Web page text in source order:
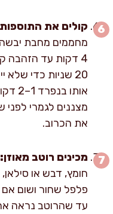
קולים את
4 דקות עד הזהבה
20 שניות כדי
מצננים לגמרי
את הכרוב.
מכינים רוטב מאוזן:
עד שהרוטב נראה